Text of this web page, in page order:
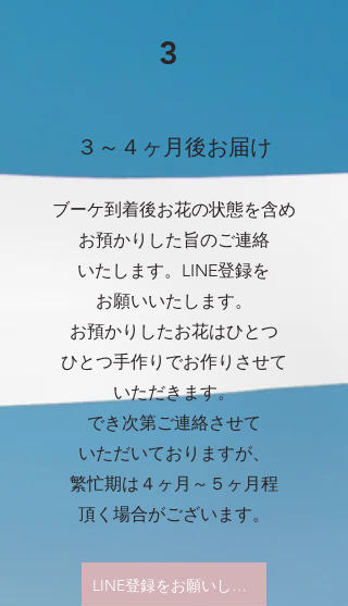
3
​３～４ヶ月後お届け
ブーケ到着後お花の状態を含め
お預かりした旨のご連絡
いたします。LINE登録を
お願いいたします。
お預かりしたお花はひとつ
ひとつ手作りでお作りさせて
いただきます。
でき次第ご連絡させて
いただいておりますが、
繁忙期は４ヶ月～５ヶ月程
​頂く場合がございます。